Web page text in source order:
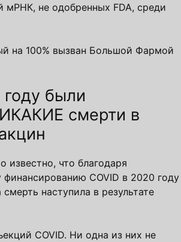
мРНК, не одобренных FDA, среди
на 100% вызван Большой Фармой
были
смерти в
известно, что благодаря
COVID в 2020 году
наступила в результате
COVID. Ни одна из них не